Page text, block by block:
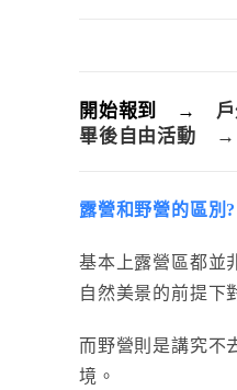
開始報到 →
畢後自由活動 →
露營和野營的區別?
基本上露營區都並
自然美景的前提下
而野營則是講究不
境。